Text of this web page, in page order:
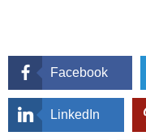
Facebook
LinkedIn